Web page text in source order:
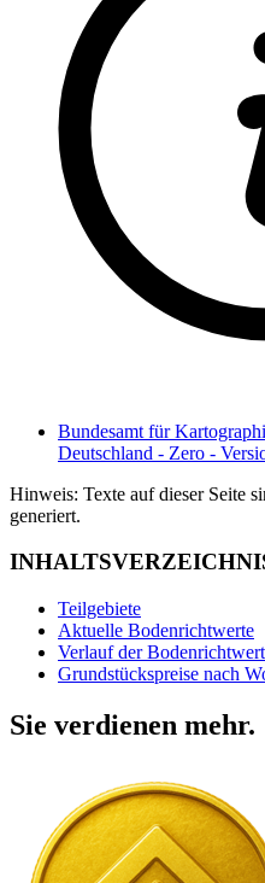
Bundesamt für
Deutschland - Zero -
Hinweis: Texte auf dieser Seite
generiert.
Teilgebiete
Aktuelle Bodenrichtwerte
Verlauf der
Grundstückspreise nach
Sie verdienen mehr.